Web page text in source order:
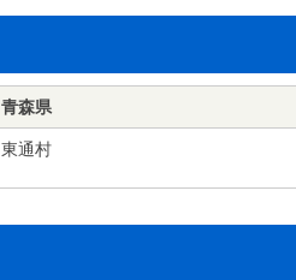
青森県
東通村